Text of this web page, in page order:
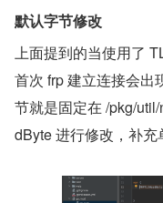
默认字节修改
上面提到的当使用了
首次 frp 建立连接会出
节就是固定在 /pkg/
dByte 进行修改，补充